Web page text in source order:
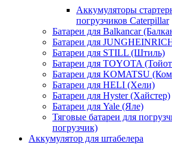
Аккумуляторы
погрузчиков Caterpillar
Батареи для Balkancar
Батареи для
Батареи для STILL (Штиль)
Батареи для TOYOTA
Батареи для KOMATSU
Батареи для HELI (Хели)
Батареи для Hyster (Хайстер)
Батареи для Yale (Яле)
Тяговые батареи для
погрузчик)
Аккумулятор для штабелера